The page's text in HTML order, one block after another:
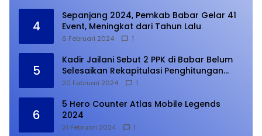
4
Sepanjang 2024, Pemkab Babar Gelar 41
Event, Meningkat dari Tahun Lalu
6 Februari 2024 1
5
Kadir Jailani Sebut 2 PPK di Babar Belum
Selesaikan Rekapitulasi Penghitungan
Suara
20 Februari 2024 1
6
5 Hero Counter Atlas Mobile Legends
2024
21 Februari 2024 1